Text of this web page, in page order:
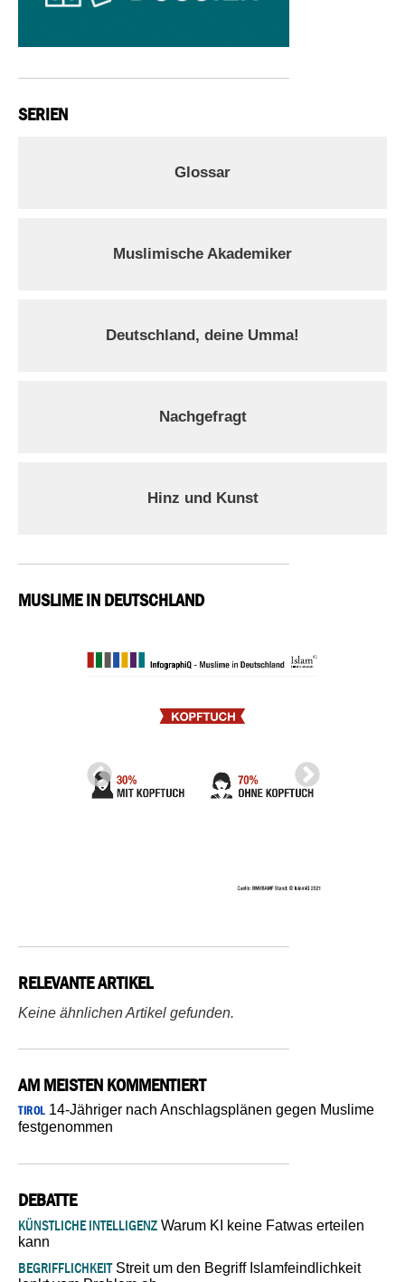
SERIEN
Glossar
Muslimische Akademiker
Deutschland, deine Umma!
Nachgefragt
Hinz und Kunst
MUSLIME IN DEUTSCHLAND
RELEVANTE ARTIKEL
Keine ähnlichen Artikel gefunden.
AM MEISTEN KOMMENTIERT
TIROL14-Jähriger nach Anschlagsplänen gegen Muslime
festgenommen
DEBATTE
KÜNSTLICHE INTELLIGENZ Warum KI keine Fatwas erteilen
kann
BEGRIFFLICHKEITStreit um den Begriff Islamfeindlichkeit